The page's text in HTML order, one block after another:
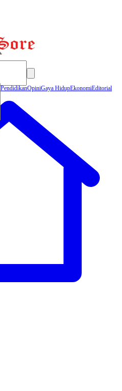
PendidikanOpiniGaya HidupEkonomiEditorial